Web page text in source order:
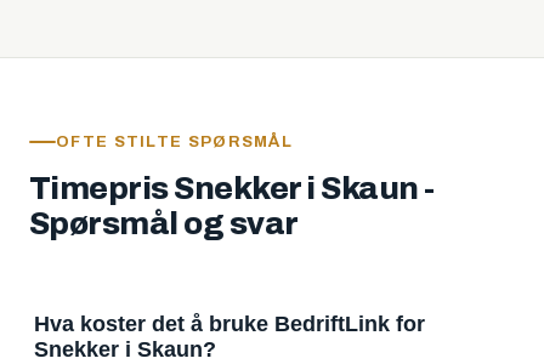
OFTE STILTE SPØRSMÅL
Timepris Snekker i Skaun -
Spørsmål og svar
Hva koster det å bruke BedriftLink for
Snekker i Skaun?